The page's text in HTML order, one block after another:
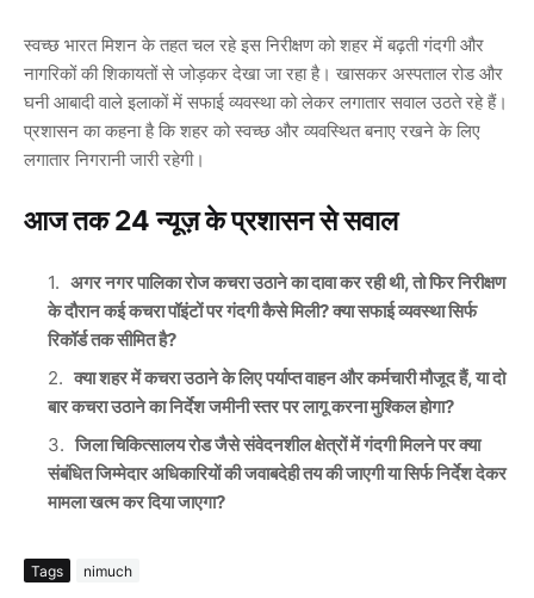
स्वच्छ भारत मिशन के तहत चल रहे इस निरीक्षण को शहर में बढ़ती गंदगी और
नागरिकों की शिकायतों से जोड़कर देखा जा रहा है। खासकर अस्पताल रोड और
घनी आबादी वाले इलाकों में सफाई व्यवस्था को लेकर लगातार सवाल उठते रहे हैं।
प्रशासन का कहना है कि शहर को स्वच्छ और व्यवस्थित बनाए रखने के लिए
लगातार निगरानी जारी रहेगी।
आज तक 24 न्यूज़ के प्रशासन से सवाल
अगर नगर पालिका रोज कचरा उठाने का दावा कर रही थी, तो फिर निरीक्षण
के दौरान कई कचरा पॉइंटों पर गंदगी कैसे मिली? क्या सफाई व्यवस्था सिर्फ
रिकॉर्ड तक सीमित है?
क्या शहर में कचरा उठाने के लिए पर्याप्त वाहन और कर्मचारी मौजूद हैं, या दो
बार कचरा उठाने का निर्देश जमीनी स्तर पर लागू करना मुश्किल होगा?
जिला चिकित्सालय रोड जैसे संवेदनशील क्षेत्रों में गंदगी मिलने पर क्या
संबंधित जिम्मेदार अधिकारियों की जवाबदेही तय की जाएगी या सिर्फ निर्देश देकर
मामला खत्म कर दिया जाएगा?
Tags nimuch